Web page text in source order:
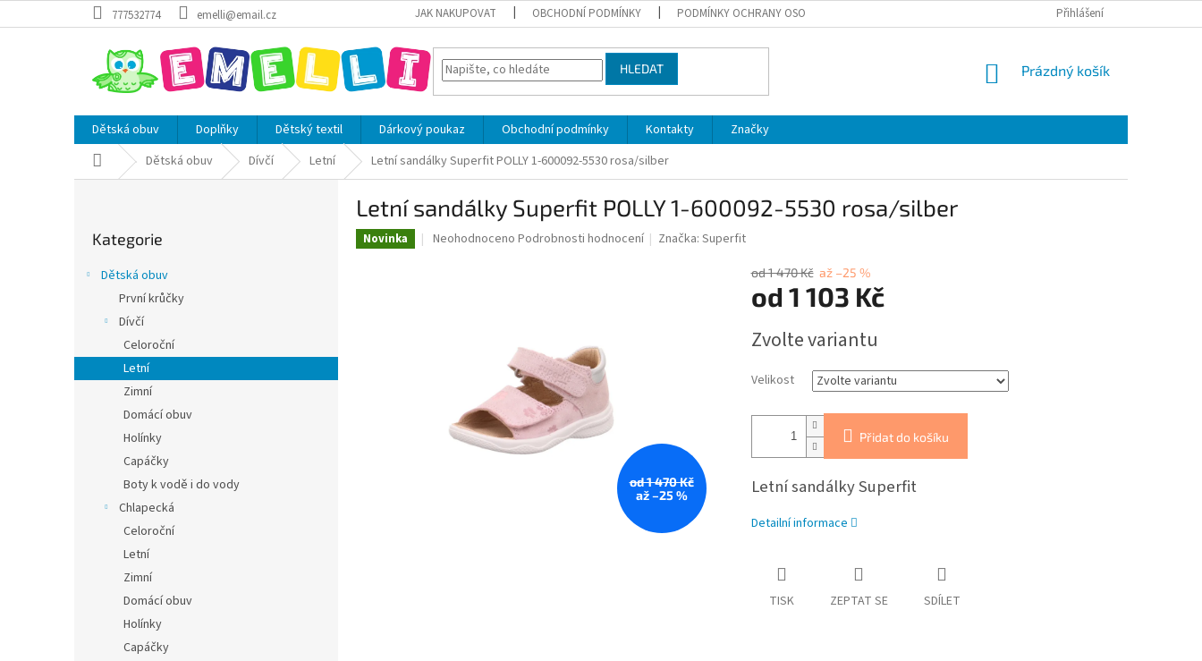
na
777532774 emelli@email.cz JAK NAKUPOVAT OBCHODNÍ PODMÍNKY PODMÍNKY OCHRANY OSOBNÍCH ÚDAJŮ VÝMĚNA A VRÁCENÍ ZBOŽÍ
Přihlášení
HLEDAT
NÁKUPNÍ
Prázdný košík
Dětská obuv Doplňky Dětský textil Dárkový poukaz Obchodní podmínky Kontakty
Značky
Domů Dětská obuv Dívčí Letní Letní sandálky Superfit POLLY 1-600092-5530 rosa/silber
a
kategorie
Kategorie
Dětská obuv
První krůčky
Dívčí
Celoroční
Letní
Zimní
Domácí obuv
Holínky
Capáčky
Boty k vodě i do vody
Chlapecká
Celoroční
Letní
Zimní
Domácí obuv
Holínky
Capáčky
Letní sandálky Superfit POLLY 1-600092-5530 rosa/silber
Novinka
Průměrné
Neohodnoceno Podrobnosti hodnocení Značka:Superfit
od 1 470 Kč
až –25 %
od 1 470 Kč až –25 %
od 1 103 Kč
cena:
Zvolte variantu
Velikost
Přidat do košíku
Letní sandálky Superfit
Detailní informace
TISK ZEPTAT SE SDÍLET